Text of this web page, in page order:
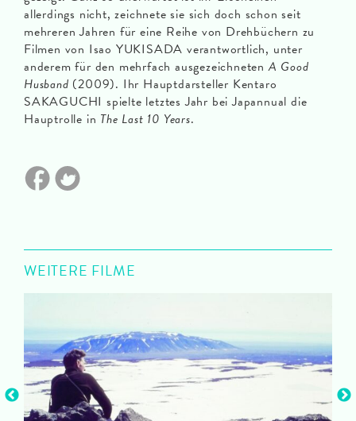
allerdings nicht, zeichnete sie sich doch schon seit
mehreren Jahren für eine Reihe von Drehbüchern zu
Filmen von Isao YUKISADA verantwortlich, unter
anderem für den mehrfach ausgezeichnetenA Good
Husband (2009). Ihr Hauptdarsteller Kentaro
SAKAGUCHI spielte letztes Jahr bei Japannual die
Hauptrolle in The Last 10 Years.
WEITERE FILME